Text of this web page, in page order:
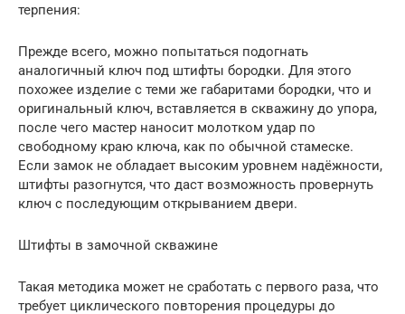
терпения:
Прежде всего, можно попытаться подогнать
аналогичный ключ под штифты бородки. Для этого
похожее изделие с теми же габаритами бородки, что и
оригинальный ключ, вставляется в скважину до упора,
после чего мастер наносит молотком удар по
свободному краю ключа, как по обычной стамеске.
Если замок не обладает высоким уровнем надёжности,
штифты разогнутся, что даст возможность провернуть
ключ с последующим открыванием двери.
Штифты в замочной скважине
Такая методика может не сработать с первого раза, что
требует циклического повторения процедуры до